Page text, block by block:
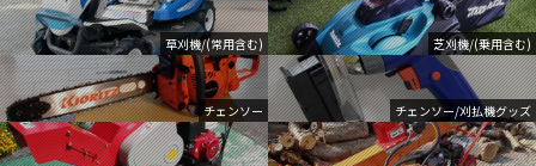
草刈機/(常用含む) 芝刈機/(乗用含む)
チェンソー チェンソー/刈払機グッズ